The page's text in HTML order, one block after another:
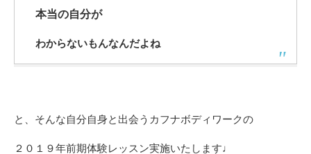
本当の自分が
わからないもんなんだよね
と、そんな自分自身と出会うカフナボディワークの
２０１９年前期体験レッスン実施いたします♩